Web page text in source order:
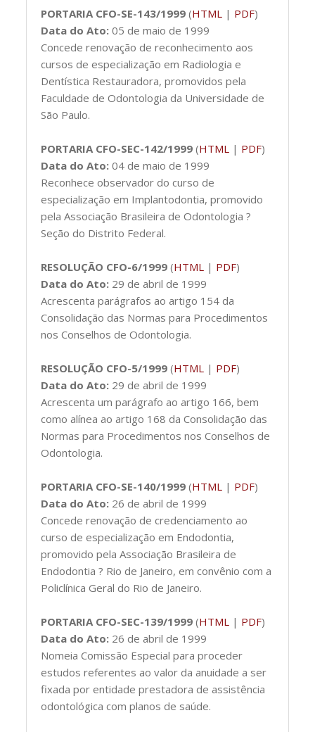
PORTARIA CFO-SE-143/1999 (HTML | PDF)
Data do Ato: 05 de maio de 1999
Concede renovação de reconhecimento aos
cursos de especialização em Radiologia e
Dentística Restauradora, promovidos pela
Faculdade de Odontologia da Universidade de
São Paulo.
PORTARIA CFO-SEC-142/1999 (HTML | PDF)
Data do Ato: 04 de maio de 1999
Reconhece observador do curso de
especialização em Implantodontia, promovido
pela Associação Brasileira de Odontologia ?
Seção do Distrito Federal.
RESOLUÇÃO CFO-6/1999 (HTML | PDF)
Data do Ato: 29 de abril de 1999
Acrescenta parágrafos ao artigo 154 da
Consolidação das Normas para Procedimentos
nos Conselhos de Odontologia.
RESOLUÇÃO CFO-5/1999 (HTML | PDF)
Data do Ato: 29 de abril de 1999
Acrescenta um parágrafo ao artigo 166, bem
como alínea ao artigo 168 da Consolidação das
Normas para Procedimentos nos Conselhos de
Odontologia.
PORTARIA CFO-SE-140/1999 (HTML | PDF)
Data do Ato: 26 de abril de 1999
Concede renovação de credenciamento ao
curso de especialização em Endodontia,
promovido pela Associação Brasileira de
Endodontia ? Rio de Janeiro, em convênio com a
Policlínica Geral do Rio de Janeiro.
PORTARIA CFO-SEC-139/1999 (HTML | PDF)
Data do Ato: 26 de abril de 1999
Nomeia Comissão Especial para proceder
estudos referentes ao valor da anuidade a ser
fixada por entidade prestadora de assistência
odontológica com planos de saúde.